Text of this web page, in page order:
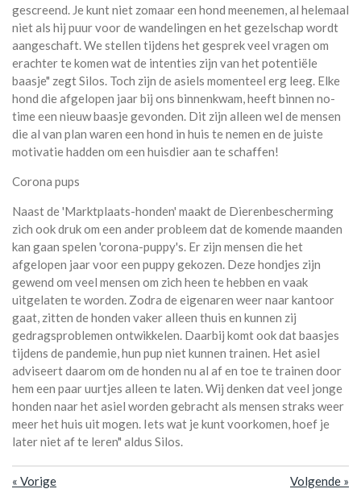
gescreend. Je kunt niet zomaar een hond meenemen, al helemaal
niet als hij puur voor de wandelingen en het gezelschap wordt
aangeschaft. We stellen tijdens het gesprek veel vragen om
erachter te komen wat de intenties zijn van het potentiële
baasje" zegt Silos. Toch zijn de asiels momenteel erg leeg. Elke
hond die afgelopen jaar bij ons binnenkwam, heeft binnen no-
time een nieuw baasje gevonden. Dit zijn alleen wel de mensen
die al van plan waren een hond in huis te nemen en de juiste
motivatie hadden om een huisdier aan te schaffen!
Corona pups
Naast de 'Marktplaats-honden' maakt de Dierenbescherming
zich ook druk om een ander probleem dat de komende maanden
kan gaan spelen 'corona-puppy's. Er zijn mensen die het
afgelopen jaar voor een puppy gekozen. Deze hondjes zijn
gewend om veel mensen om zich heen te hebben en vaak
uitgelaten te worden. Zodra de eigenaren weer naar kantoor
gaat, zitten de honden vaker alleen thuis en kunnen zij
gedragsproblemen ontwikkelen. Daarbij komt ook dat baasjes
tijdens de pandemie, hun pup niet kunnen trainen. Het asiel
adviseert daarom om de honden nu al af en toe te trainen door
hem een paar uurtjes alleen te laten. Wij denken dat veel jonge
honden naar het asiel worden gebracht als mensen straks weer
meer het huis uit mogen. Iets wat je kunt voorkomen, hoef je
later niet af te leren" aldus Silos.
« Vorige Volgende »